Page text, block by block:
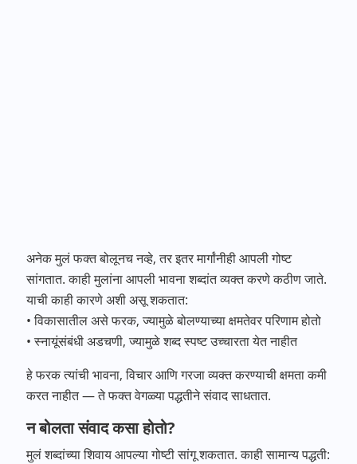
अनेक मुलं फक्त बोलूनच नव्हे, तर इतर मार्गांनीही आपली गोष्ट
सांगतात. काही मुलांना आपली भावना शब्दांत व्यक्त करणे कठीण जाते.
याची काही कारणे अशी असू शकतात:
• विकासातील असे फरक, ज्यामुळे बोलण्याच्या क्षमतेवर परिणाम होतो
• स्नायूंसंबंधी अडचणी, ज्यामुळे शब्द स्पष्ट उच्चारता येत नाहीत
हे फरक त्यांची भावना, विचार आणि गरजा व्यक्त करण्याची क्षमता कमी
करत नाहीत — ते फक्त वेगळ्या पद्धतीने संवाद साधतात.
न बोलता संवाद कसा होतो?
मुलं शब्दांच्या शिवाय आपल्या गोष्टी सांगू शकतात. काही सामान्य पद्धती: